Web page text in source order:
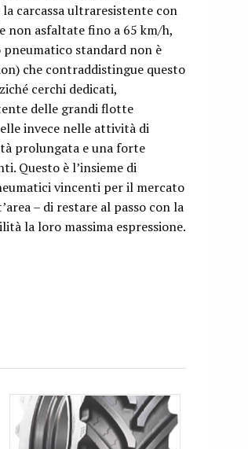
carcassa ultraresistente con
non asfaltate fino a 65 km/h,
standard non è
che contraddistingue questo
cerchi dedicati,
delle grandi flotte
invece nelle attività di
prolungata e una forte
Questo è l’insieme di
vincenti per il mercato
– di restare al passo con la
la loro massima espressione.